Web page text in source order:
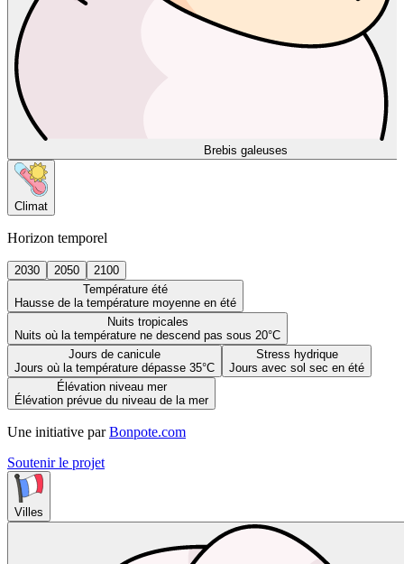
Brebis galeuses
Climat
Horizon temporel
2030 2050
2100
Température été
Hausse de la température moyenne en été
Nuits tropicales
Nuits où la température ne descend pas sous 20°C
Jours de canicule
Jours où la température dépasse 35°C
Stress hydrique
Jours avec sol sec en été
Élévation niveau mer
Élévation prévue du niveau de la mer
Une initiative par Bonpote.com
Soutenir le projet
Villes